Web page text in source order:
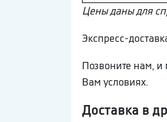
Цены даны для
Экспресс-
Позвоните нам, и
Вам условиях.
Доставка в